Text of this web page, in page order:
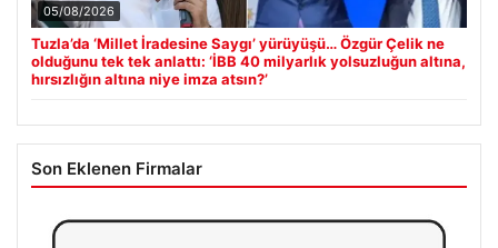
05/08/2026
Tuzla’da ‘Millet İradesine Saygı’ yürüyüşü… Özgür Çelik ne
olduğunu tek tek anlattı: ‘İBB 40 milyarlık yolsuzluğun altına,
hırsızlığın altına niye imza atsın?’
Son Eklenen Firmalar